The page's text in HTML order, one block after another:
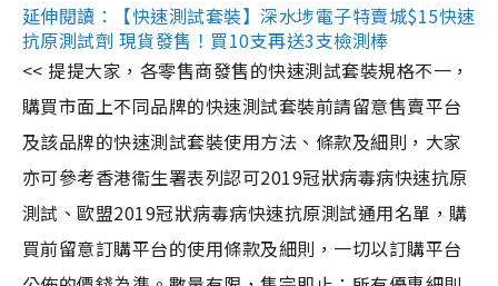
延伸閱讀：【快速測試套裝】深水埗電子特賣城$15快速
抗原測試劑 現貨發售！買10支再送3支檢測棒
<< 提提大家，各零售商發售的快速測試套裝規格不一，
購買市面上不同品牌的快速測試套裝前請留意售賣平台
及該品牌的快速測試套裝使用方法、條款及細則，大家
亦可參考香港衞生署表列認可2019冠狀病毒病快速抗原
測試、歐盟2019冠狀病毒病快速抗原測試通用名單，購
買前留意訂購平台的使用條款及細則，一切以訂購平台